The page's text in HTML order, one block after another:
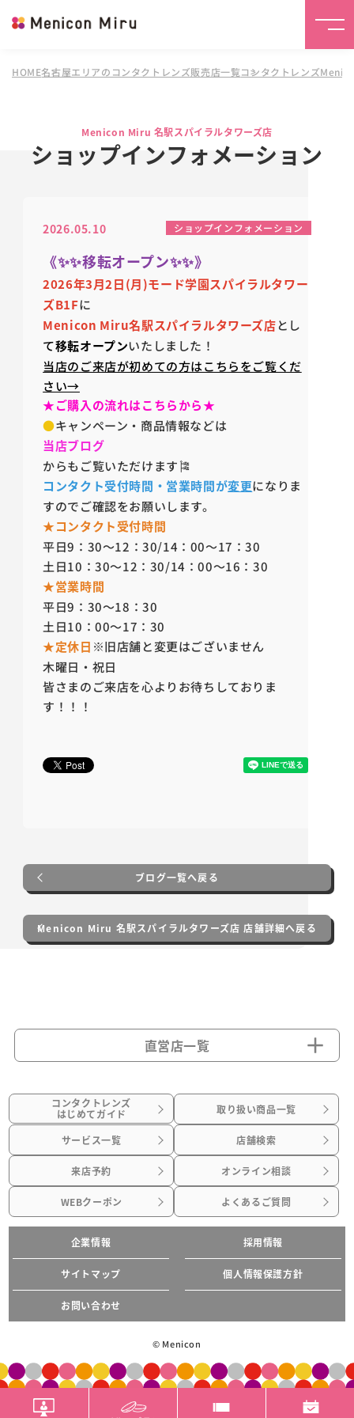
HOME名古屋エリアのコンタクトレンズ販売店一覧コンタクトレンズ
Menicon Miru 名駅スパイラルタワーズ店
ショップインフォメーション
2026.05.10 ショップインフォメーション
《✨✨移転オープン✨✨》
2026年3月2日(月)モード学園スパイラルタワー
ズB1Fに
Menicon Miru名駅スパイラルタワーズ店とし
て移転オープンいたしました！
当店のご来店が初めての方はこちらをご覧くだ
さい→
★ご購入の流れはこちらから★
●キャンペーン・商品情報などは
当店ブログ
からもご覧いただけます🎏
コンタクト受付時間・営業時間が変更になりま
すのでご確認をお願いします。
★コンタクト受付時間
平日9：30～12：30/14：00～17：30
土日10：30～12：30/14：00～16：30
★営業時間
平日9：30～18：30
土日10：00～17：30
★定休日 ※旧店舗と変更はございません
木曜日・祝日
皆さまのご来店を心よりお待ちしておりま
す！！！
ブログ一覧へ戻る
Menicon Miru 名駅スパイラルタワーズ店 店舗詳細へ戻る
直営店一覧
コンタクトレンズ
はじめてガイド 取り扱い商品一覧
サービス一覧 店舗検索
来店予約 オンライン相談
WEBクーポン よくあるご質問
企業情報 採用情報
サイトマップ 個人情報保護方針
お問い合わせ
© Menicon